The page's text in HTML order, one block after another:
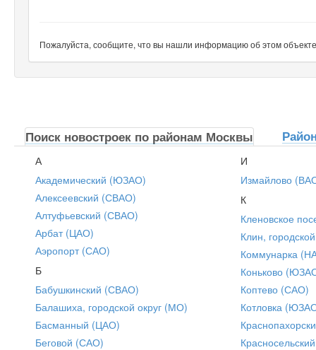
Пожалуйста, сообщите, что вы нашли информацию об этом
Поиск новостроек по районам Москвы
А
Академический (ЮЗАО)
Алексеевский (СВАО)
Алтуфьевский (СВАО)
Арбат (ЦАО)
Аэропорт (САО)
Б
Бабушкинский (СВАО)
Балашиха, городской округ (МО)
Басманный (ЦАО)
Беговой (САО)
И
Измайлово
К
Кленовское
Клин,
Коммунарка
Коньково
Коптево (САО)
Котловка